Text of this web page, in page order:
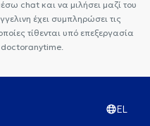
chat και να μιλήσει μαζί του
έχει συμπληρώσει τις
τίθενται υπό επεξεργασία
doctoranytime.
EL